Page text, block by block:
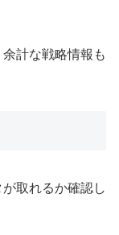
計な戦略情報も
取れるか確認し